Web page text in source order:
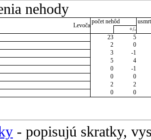
nehody
Levoča
počet nehôd
+/-
23
5
2
0
3
-1
5
4
0
-1
0
0
2
2
0 0
- popisujú skratky,